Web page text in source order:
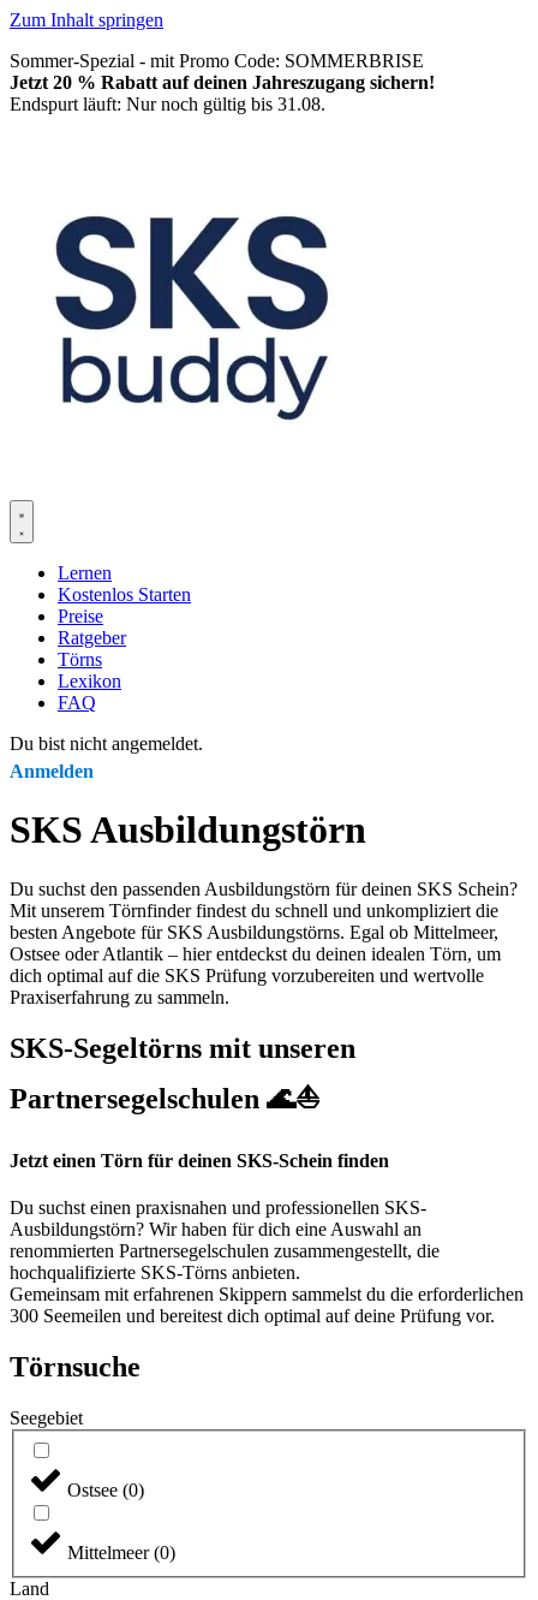
Zum Inhalt springen
Sommer-Spezial - mit Promo Code: SOMMERBRISE
Jetzt 20 % Rabatt auf deinen Jahreszugang sichern!
Endspurt läuft: Nur noch gültig bis 31.08.
Lernen
Kostenlos Starten
Preise
Ratgeber
Törns
Lexikon
FAQ
Du bist nicht angemeldet.
Anmelden
SKS Ausbildungstörn
Du suchst den passenden Ausbildungstörn für deinen SKS Schein?
Mit unserem Törnfinder findest du schnell und unkompliziert die
besten Angebote für SKS Ausbildungstörns. Egal ob Mittelmeer,
Ostsee oder Atlantik – hier entdeckst du deinen idealen Törn, um
dich optimal auf die SKS Prüfung vorzubereiten und wertvolle
Praxiserfahrung zu sammeln.
SKS-Segeltörns mit unseren
Partnersegelschulen 🌊⛵
Jetzt einen Törn für deinen SKS-Schein finden
Du suchst einen praxisnahen und professionellen SKS-
Ausbildungstörn? Wir haben für dich eine Auswahl an
renommierten Partnersegelschulen zusammengestellt, die
hochqualifizierte SKS-Törns anbieten.
Gemeinsam mit erfahrenen Skippern sammelst du die erforderlichen
300 Seemeilen und bereitest dich optimal auf deine Prüfung vor.
Törnsuche
Seegebiet
Ostsee (0)
Mittelmeer(0)
Land